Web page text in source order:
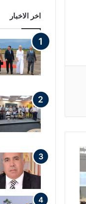
اخر الاخبار